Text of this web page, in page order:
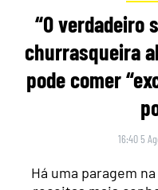
“O verdadeiro
churrasqueira
pode comer
16:40 5
Há uma paragem